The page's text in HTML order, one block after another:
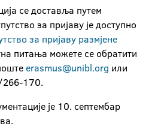
се доставља путем
за пријаву је доступно
за пријаву размјене
питања можете се обратити
erasmus@unibl.org или
266-170.
је 10. септембар